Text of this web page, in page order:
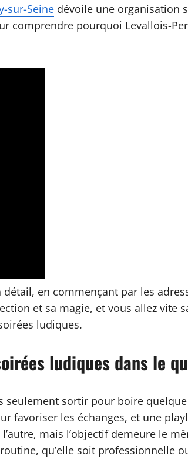
sur-Seine dévoile une organisation
comprendre pourquoi Levallois-
en commençant par les
et sa magie, et vous allez vite
ludiques.
ludiques dans le
seulement sortir pour boire
favoriser les échanges, et une
mais l’objectif demeure le
qu’elle soit professionnelle